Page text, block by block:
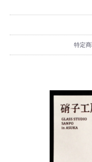
特定